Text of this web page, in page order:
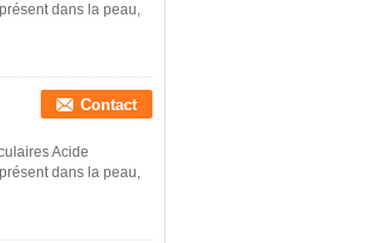
dans la peau,
Contact
Acide
dans la peau,